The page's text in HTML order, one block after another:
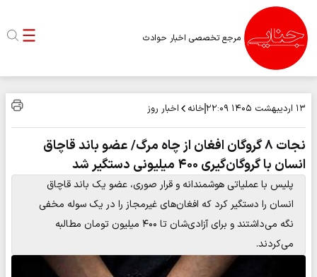
مرجع تخصصی اخبار حوادث
۱۳ اردیبهشت ۱۴۰۵ ۲۲:۰۹ خانه اخبار روز
نجات ۸ گروگان افغان از چاه مرگ/ عضو باند قاچاق
انسان با گروگان‌گیری ۴۰۰ میلیونی دستگیر شد
پلیس با عملیاتی هوشمندانه و قرار صوری، عضو یک باند قاچاق
انسان را دستگیر کرد که افغان‌های غیرمجاز را در یک سوله مخفی
نگه می‌داشتند و برای آزادی‌شان تا ۴۰۰ میلیون تومان مطالبه
می‌کردند.